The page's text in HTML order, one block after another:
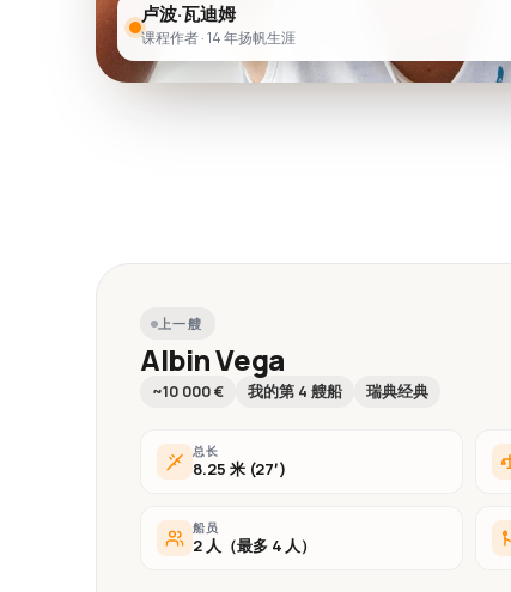
卢波·瓦迪姆
课程作者 · 14 年扬帆生涯
上一艘
Albin Vega
~10 000 € 我的第 4 艘船 瑞典经典
总长
8.25 米 (27′)
船员
2 人（最多 4 人）